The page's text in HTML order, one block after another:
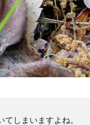
しまいますよね。